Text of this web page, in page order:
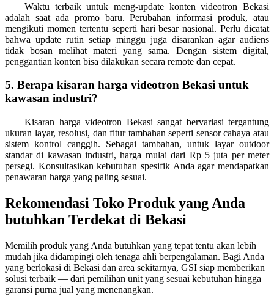
Waktu terbaik untuk meng-update konten videotron Bekasi
adalah saat ada promo baru. Perubahan informasi produk, atau
mengikuti momen tertentu seperti hari besar nasional. Perlu dicatat
bahwa update rutin setiap minggu juga disarankan agar audiens
tidak bosan melihat materi yang sama. Dengan sistem digital,
penggantian konten bisa dilakukan secara remote dan cepat.
5. Berapa kisaran harga videotron Bekasi untuk
kawasan industri?
Kisaran harga videotron Bekasi sangat bervariasi tergantung
ukuran layar, resolusi, dan fitur tambahan seperti sensor cahaya atau
sistem kontrol canggih. Sebagai tambahan, untuk layar outdoor
standar di kawasan industri, harga mulai dari Rp 5 juta per meter
persegi. Konsultasikan kebutuhan spesifik Anda agar mendapatkan
penawaran harga yang paling sesuai.
Rekomendasi Toko Produk yang Anda
butuhkan Terdekat di Bekasi
Memilih produk yang Anda butuhkan yang tepat tentu akan lebih
mudah jika didampingi oleh tenaga ahli berpengalaman. Bagi Anda
yang berlokasi di Bekasi dan area sekitarnya, GSI siap memberikan
solusi terbaik — dari pemilihan unit yang sesuai kebutuhan hingga
garansi purna jual yang menenangkan.